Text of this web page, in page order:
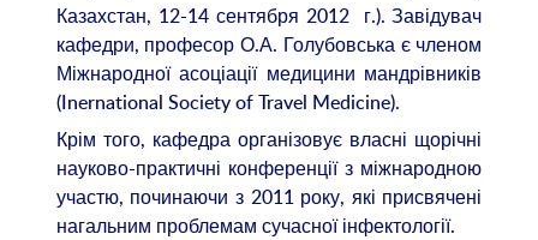
Казахстан, 12-14 сентября 2012 г.). Завідувач
кафедри, професор О.А. Голубовська є членом
Міжнародної асоціації медицини мандрівників
(Inernational Society of Travel Medicine).
Крім того, кафедра організовує власні щорічні
науково-практичні конференції з міжнародною
участю, починаючи з 2011 року, які присвячені
нагальним проблемам сучасної інфектології.